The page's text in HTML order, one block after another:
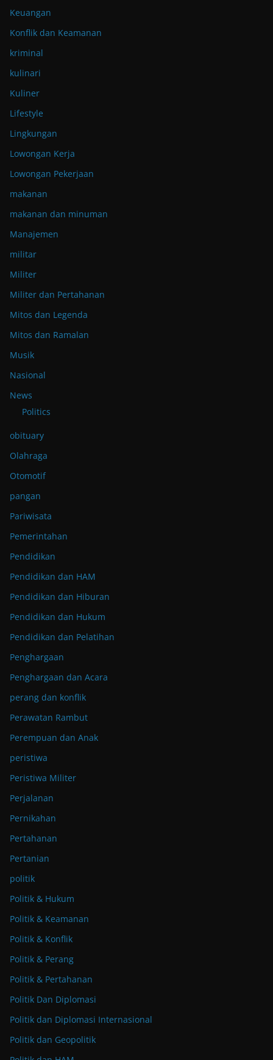
Keuangan
Konflik dan Keamanan
kriminal
kulinari
Kuliner
Lifestyle
Lingkungan
Lowongan Kerja
Lowongan Pekerjaan
makanan
makanan dan minuman
Manajemen
militar
Militer
Militer dan Pertahanan
Mitos dan Legenda
Mitos dan Ramalan
Musik
Nasional
News
Politics
obituary
Olahraga
Otomotif
pangan
Pariwisata
Pemerintahan
Pendidikan
Pendidikan dan HAM
Pendidikan dan Hiburan
Pendidikan dan Hukum
Pendidikan dan Pelatihan
Penghargaan
Penghargaan dan Acara
perang dan konflik
Perawatan Rambut
Perempuan dan Anak
peristiwa
Peristiwa Militer
Perjalanan
Pernikahan
Pertahanan
Pertanian
politik
Politik & Hukum
Politik & Keamanan
Politik & Konflik
Politik & Perang
Politik & Pertahanan
Politik Dan Diplomasi
Politik dan Diplomasi Internasional
Politik dan Geopolitik